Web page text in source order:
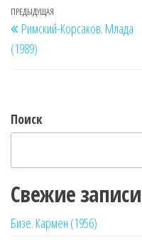
Навигация
по
записям
Предыдущая
запись
ПРЕДЫДУЩАЯ
Римский-Корсаков. Млада
(1989)
Поиск
Свежие записи
Бизе. Кармен (1956)